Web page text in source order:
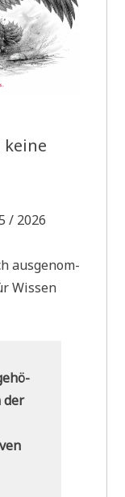
kei­ne
/ 2026
aus­ge­nom­
Wis­sen
der